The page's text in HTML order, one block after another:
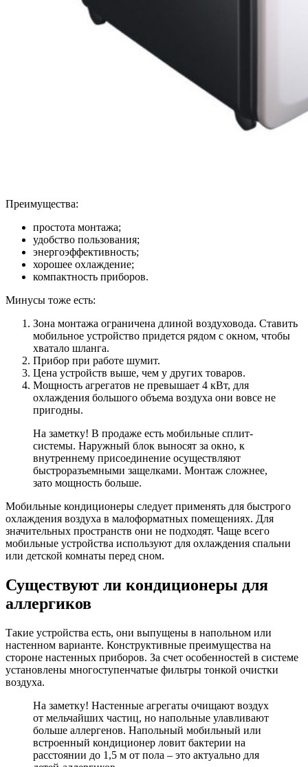
Преимущества:
простота монтажа;
удобство пользования;
энергоэффективность;
хорошее охлаждение;
компактность приборов.
Минусы тоже есть:
Зона монтажа ограничена длиной воздуховода. Ставить
мобильное устройство придется рядом с окном, чтобы
хватало шланга.
Прибор при работе шумит.
Цена устройств выше, чем у других товаров.
Мощность агрегатов не превышает 4 кВт, для
охлаждения большого объема воздуха они вовсе не
пригодны.
На заметку! В продаже есть мобильные сплит-
системы. Наружный блок выносят за окно, к
внутреннему присоединение осуществляют
быстроразъемными защелками. Монтаж сложнее,
зато мощность больше.
Мобильные кондиционеры следует применять для быстрого
охлаждения воздуха в малоформатных помещениях. Для
значительных пространств они не подходят. Чаще всего
мобильные устройства используют для охлаждения спальни
или детской комнаты перед сном.
Существуют ли кондиционеры для
аллергиков
Такие устройства есть, они выпущены в напольном или
настенном варианте. Конструктивные преимущества на
стороне настенных приборов. За счет особенностей в системе
установлены многоступенчатые фильтры тонкой очистки
воздуха.
На заметку! Настенные агрегаты очищают воздух
от мельчайших частиц, но напольные улавливают
больше аллергенов. Напольный мобильный или
встроенный кондиционер ловит бактерии на
расстоянии до 1,5 м от пола – это актуально для